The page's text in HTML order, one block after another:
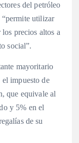
del petróleo
utilizar
precios altos a
social”.
mayoritario
el impuesto de
que equivale al
y 5% en el
de su